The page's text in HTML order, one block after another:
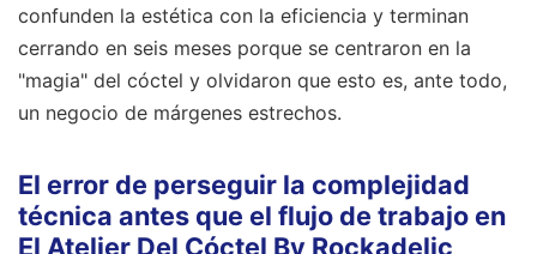
confunden la estética con la eficiencia y terminan
cerrando en seis meses porque se centraron en la
"magia" del cóctel y olvidaron que esto es, ante todo,
un negocio de márgenes estrechos.
El error de perseguir la complejidad
técnica antes que el flujo de trabajo en
El Atelier Del Cóctel By Rockadelic